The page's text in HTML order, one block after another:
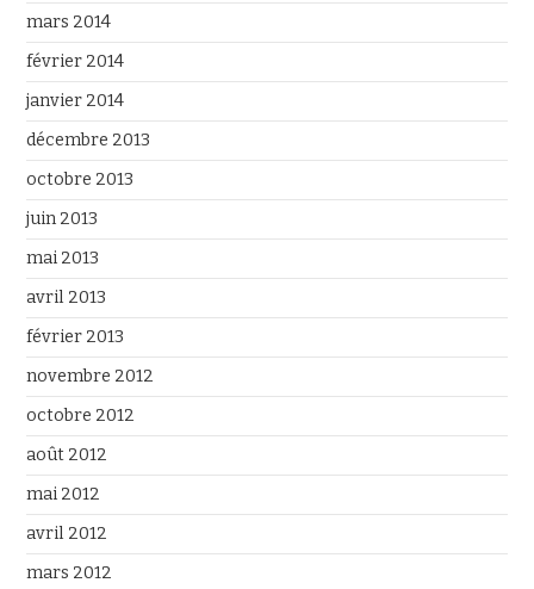
mars 2014
février 2014
janvier 2014
décembre 2013
octobre 2013
juin 2013
mai 2013
avril 2013
février 2013
novembre 2012
octobre 2012
août 2012
mai 2012
avril 2012
mars 2012